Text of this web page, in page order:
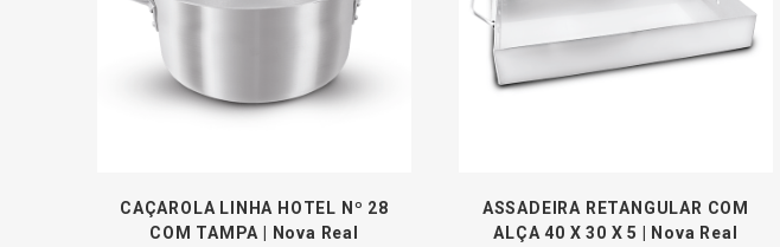
CAÇAROLA LINHA HOTEL Nº 28
COM TAMPA | Nova Real
ASSADEIRA RETANGULAR COM
ALÇA 40 X 30 X 5 | Nova Real